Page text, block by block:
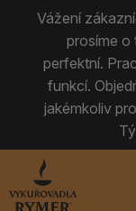
Vážení
prosíme o
perfektní.
funkcí.
jakémkoliv